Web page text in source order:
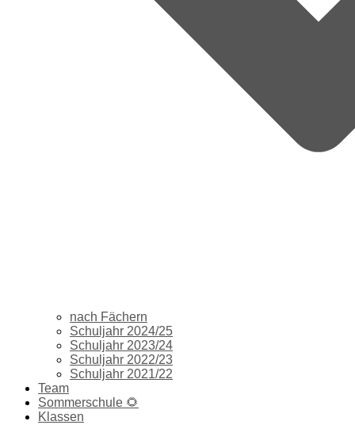
nach Fächern
Schuljahr 2024/25
Schuljahr 2023/24
Schuljahr 2022/23
Schuljahr 2021/22
Team
Sommerschule 🌻
Klassen